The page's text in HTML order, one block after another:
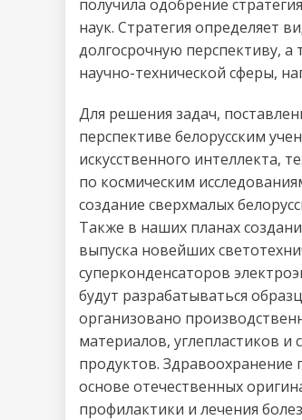
получила одобрение
наук. Стратегия определяет
долгосрочную перспективу,
научно-технической сферы,
Для решения задач,
перспективе белорусским
искусственного интеллекта,
по космическим
создание сверхмалых
Также в наших планах
выпуска новейших
суперконденсаторов
будут разрабатываться
организовано
материалов, углепластиков и
продуктов.
основе отечественных
профилактики и лечения